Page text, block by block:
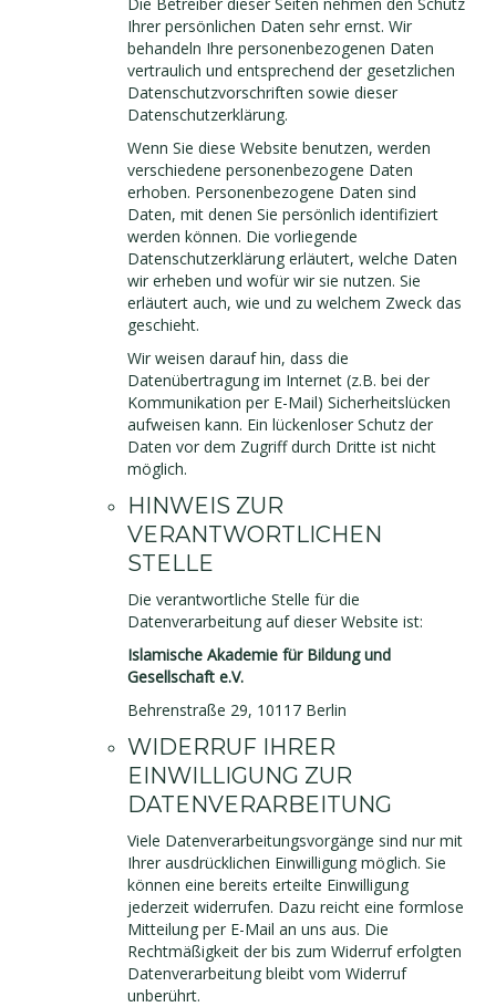
Ihrer persönlichen Daten sehr ernst. Wir
behandeln Ihre personenbezogenen Daten
vertraulich und entsprechend der gesetzlichen
Datenschutzvorschriften sowie dieser
Datenschutzerklärung.
Wenn Sie diese Website benutzen, werden
verschiedene personenbezogene Daten
erhoben. Personenbezogene Daten sind
Daten, mit denen Sie persönlich identifiziert
werden können. Die vorliegende
Datenschutzerklärung erläutert, welche Daten
wir erheben und wofür wir sie nutzen. Sie
erläutert auch, wie und zu welchem Zweck das
geschieht.
Wir weisen darauf hin, dass die
Datenübertragung im Internet (z.B. bei der
Kommunikation per E-Mail) Sicherheitslücken
aufweisen kann. Ein lückenloser Schutz der
Daten vor dem Zugriff durch Dritte ist nicht
möglich.
HINWEIS ZUR
VERANTWORTLICHEN
STELLE
Die verantwortliche Stelle für die
Datenverarbeitung auf dieser Website ist:
Islamische Akademie für Bildung und
Gesellschaft e.V.
Behrenstraße 29, 10117 Berlin
WIDERRUF IHRER
EINWILLIGUNG ZUR
DATENVERARBEITUNG
Viele Datenverarbeitungsvorgänge sind nur mit
Ihrer ausdrücklichen Einwilligung möglich. Sie
können eine bereits erteilte Einwilligung
jederzeit widerrufen. Dazu reicht eine formlose
Mitteilung per E-Mail an uns aus. Die
Rechtmäßigkeit der bis zum Widerruf erfolgten
Datenverarbeitung bleibt vom Widerruf
unberührt.